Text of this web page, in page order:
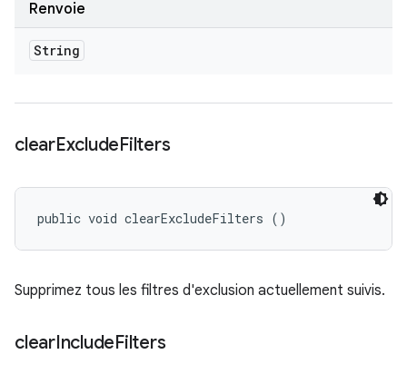
Renvoie
String
clearExcludeFilters
public void clearExcludeFilters ()
Supprimez tous les filtres d'exclusion actuellement suivis.
clearIncludeFilters